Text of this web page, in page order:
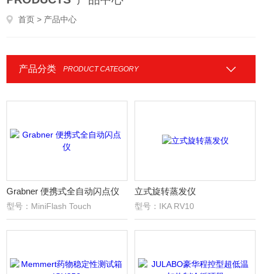
首页 > 产品中心
产品分类 PRODUCT CATEGORY
Grabner 便携式全自动闪点仪
型号：MiniFlash Touch
立式旋转蒸发仪
型号：IKA RV10